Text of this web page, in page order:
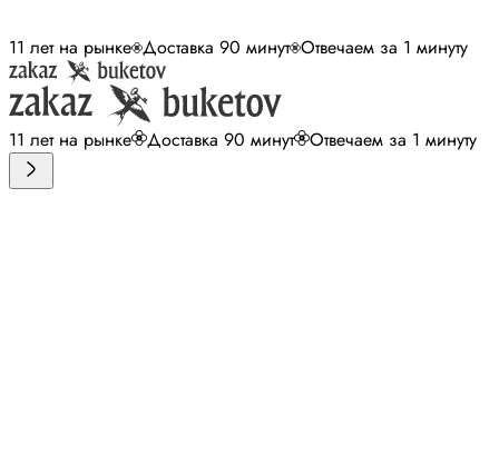
11 лет на рынке Доставка 90 минут Отвечаем за 1 минуту
11 лет на рынке Доставка 90 минут Отвечаем за 1 минуту